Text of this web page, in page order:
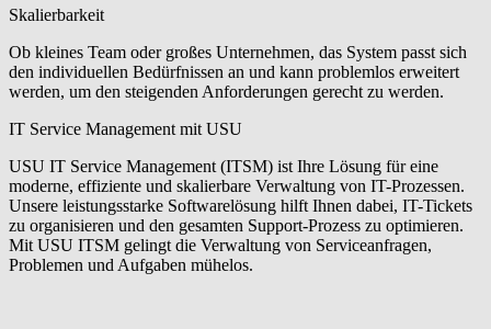
Skalierbarkeit
Ob kleines Team oder großes Unternehmen, das System passt sich
den individuellen Bedürfnissen an und kann problemlos erweitert
werden, um den steigenden Anforderungen gerecht zu werden.
IT Service Management mit USU
USU IT Service Management (ITSM) ist Ihre Lösung für eine
moderne, effiziente und skalierbare Verwaltung von IT-Prozessen.
Unsere leistungsstarke Softwarelösung hilft Ihnen dabei, IT-Tickets
zu organisieren und den gesamten Support-Prozess zu optimieren.
Mit USU ITSM gelingt die Verwaltung von Serviceanfragen,
Problemen und Aufgaben mühelos.